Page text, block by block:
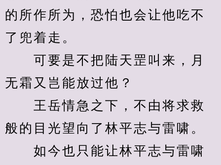
的所作所为，恐怕也会让他吃不
了兜着走。
可要是不把陆天罡叫来，月
无霜又岂能放过他？
王岳情急之下，不由将求救
般的目光望向了林平志与雷啸。
如今也只能让林平志与雷啸